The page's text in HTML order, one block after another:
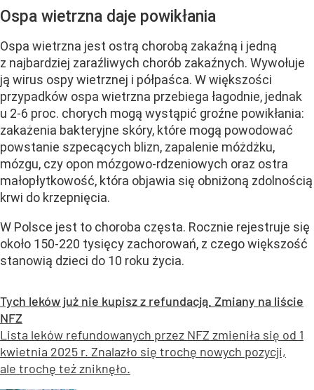
Ospa wietrzna daje powikłania
Ospa wietrzna jest ostrą chorobą zakaźną i jedną
z najbardziej zaraźliwych chorób zakaźnych. Wywołuje
ją wirus ospy wietrznej i półpaśca. W większości
przypadków ospa wietrzna przebiega łagodnie, jednak
u 2-6 proc. chorych mogą wystąpić groźne powikłania:
zakażenia bakteryjne skóry, które mogą powodować
powstanie szpecących blizn, zapalenie móżdżku,
mózgu, czy opon mózgowo-rdzeniowych oraz ostra
małopłytkowość, która objawia się obniżoną zdolnością
krwi do krzepnięcia.
W Polsce jest to choroba częsta. Rocznie rejestruje się
około 150-220 tysięcy zachorowań, z czego większość
stanowią dzieci do 10 roku życia.
Tych leków już nie kupisz z refundacją. Zmiany na liście
NFZ
Lista leków refundowanych przez NFZ zmieniła się od 1
kwietnia 2025 r. Znalazło się trochę nowych pozycji,
ale trochę też zniknęło.